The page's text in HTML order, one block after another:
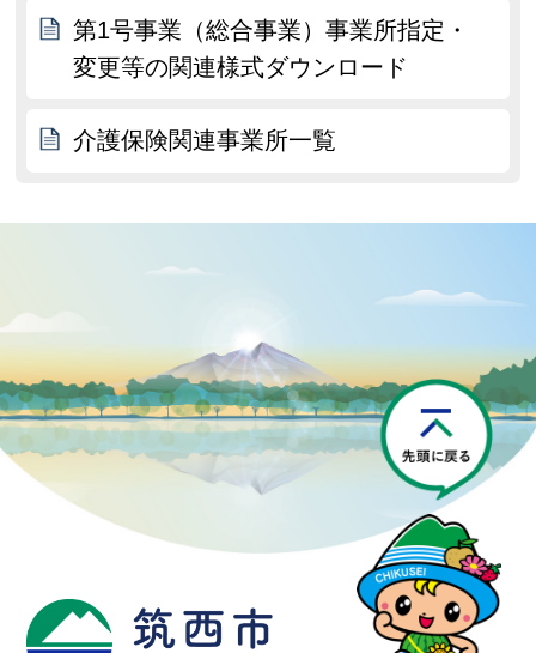
第1号事業（総合事業）事業所指定・
変更等の関連様式ダウンロード
介護保険関連事業所一覧
筑西市